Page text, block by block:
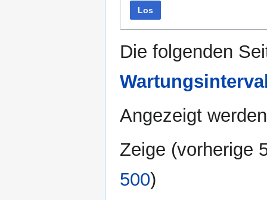
Los
Die folgenden
Angezeigt
Zeige (vorherige
500)